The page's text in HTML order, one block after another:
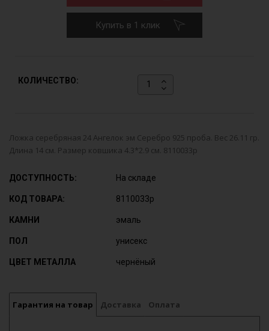
Купить в 1 клик
КОЛИЧЕСТВО:
Ложка серебряная 24 Ангелок эм Серебро 925 проба. Вес 26.11 гр.
Длина 14 см. Размер ковшика 4.3*2.9 см. 8110033р
ДОСТУПНОСТЬ: На складе
КОД ТОВАРА: 8110033р
КАМНИ эмаль
ПОЛ унисекс
ЦВЕТ МЕТАЛЛА чернёный
Гарантия на товар Доставка Оплата